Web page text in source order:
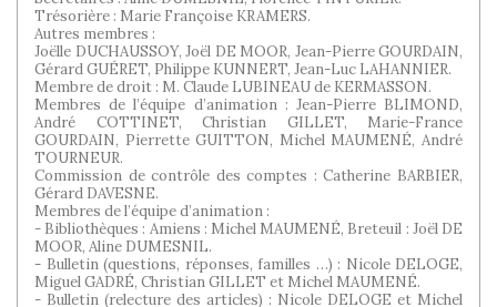
Trésorière : Marie Françoise KRAMERS.
Autres membres :
Joëlle DUCHAUSSOY, Joël DE MOOR, Jean-Pierre GOURDAIN,
Gérard GUÉRET, Philippe KUNNERT, Jean-Luc LAHANNIER.
Membre de droit : M. Claude LUBINEAU de KERMASSON.
Membres de l’équipe d’animation : Jean-Pierre BLIMOND,
André COTTINET, Christian GILLET, Marie-France
GOURDAIN, Pierrette GUITTON, Michel MAUMENÉ, André
TOURNEUR.
Commission de contrôle des comptes : Catherine BARBIER,
Gérard DAVESNE.
Membres de l’équipe d’animation :
- Bibliothèques : Amiens : Michel MAUMENÉ, Breteuil : Joël DE
MOOR, Aline DUMESNIL.
- Bulletin (questions, réponses, familles …) : Nicole DELOGE,
Miguel GADRÉ, Christian GILLET et Michel MAUMENÉ.
- Bulletin (relecture des articles) : Nicole DELOGE et Michel